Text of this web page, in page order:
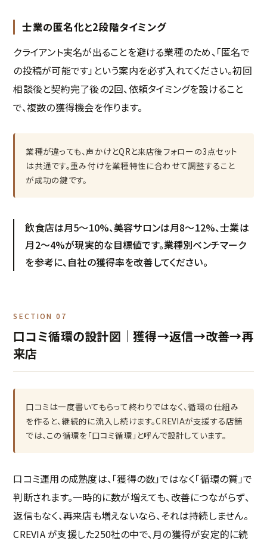
士業の匿名化と2段階タイミング
クライアント実名が出ることを避ける業種のため、「匿名で
の投稿が可能です」という案内を必ず入れてください。初回
相談後と契約完了後の2回、依頼タイミングを設けること
で、複数の獲得機会を作ります。
業種が違っても、声かけとQRと来店後フォローの3点セット
は共通です。重み付けを業種特性に合わせて調整すること
が成功の鍵です。
飲食店は月5〜10%、美容サロンは月8〜12%、士業は
月2〜4%が現実的な目標値です。業種別ベンチマーク
を参考に、自社の獲得率を改善してください。
SECTION 07
口コミ循環の設計図｜獲得→返信→改善→再
来店
口コミは一度書いてもらって終わりではなく、循環の仕組み
を作ると、継続的に流入し続けます。CREVIAが支援する店舗
では、この循環を「口コミ循環」と呼んで設計しています。
口コミ運用の成熟度は、「獲得の数」ではなく「循環の質」で
判断されます。一時的に数が増えても、改善につながらず、
返信もなく、再来店も増えないなら、それは持続しません。
CREVIA が支援した250社の中で、月の獲得が安定的に続